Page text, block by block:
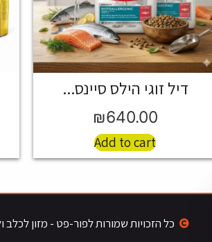
דיל זוגי הילס סיינס...
₪640.00
Add to cart
כל הזכויות שמורות לפור-פט - מזון לכלב